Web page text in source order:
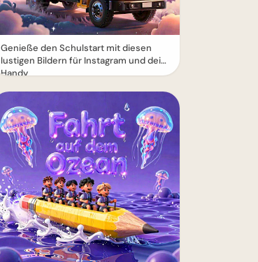
Genieße den Schulstart mit diesen
lustigen Bildern für Instagram und dein
Handy